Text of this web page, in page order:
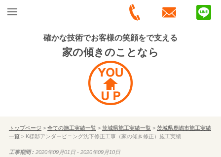
確かな技術でお客様の笑顔をで支える
家の傾きのことなら
トップページ > 全ての施工実績一覧> 茨城県施工実績一覧> 茨城県鹿嶋市施工実績
一覧> K様邸アンダーピニング沈下修正工事（家の傾き修正）施工実績
工事期間 : 2020年09月01日 - 2020年09月10日